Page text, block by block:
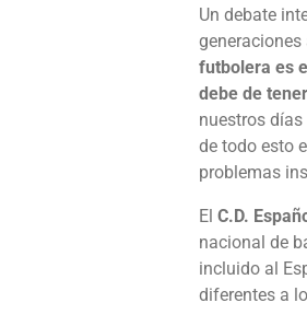
Un debate
futbolera es
debe de
nuestros
de todo esto
problemas
El C.D.
nacional de
incluido al
diferentes a